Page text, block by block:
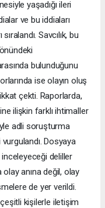
yaşadığı ileri
ve bu iddiaları
Savcılık, bu
bulunduğunu
ise olayın oluş
çekti. Raporlarda,
ilişkin farklı ihtimaller
adli soruşturma
Dosyaya
deliller
olay anına değil, olay
de yer verildi.
çeşitli kişilerle iletişim